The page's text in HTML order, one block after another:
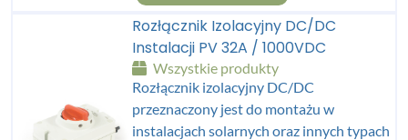
Rozłącznik Izolacyjny DC/DC
Instalacji PV 32A / 1000VDC
Wszystkie produkty
Rozłącznik izolacyjny DC/DC
przeznaczony jest do montażu w
instalacjach solarnych oraz innych typach